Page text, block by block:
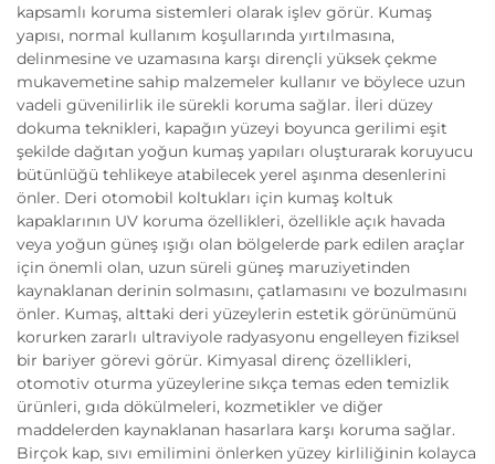
kapsamlı koruma sistemleri olarak işlev görür. Kumaş
yapısı, normal kullanım koşullarında yırtılmasına,
delinmesine ve uzamasına karşı dirençli yüksek çekme
mukavemetine sahip malzemeler kullanır ve böylece uzun
vadeli güvenilirlik ile sürekli koruma sağlar. İleri düzey
dokuma teknikleri, kapağın yüzeyi boyunca gerilimi eşit
şekilde dağıtan yoğun kumaş yapıları oluşturarak koruyucu
bütünlüğü tehlikeye atabilecek yerel aşınma desenlerini
önler. Deri otomobil koltukları için kumaş koltuk
kapaklarının UV koruma özellikleri, özellikle açık havada
veya yoğun güneş ışığı olan bölgelerde park edilen araçlar
için önemli olan, uzun süreli güneş maruziyetinden
kaynaklanan derinin solmasını, çatlamasını ve bozulmasını
önler. Kumaş, alttaki deri yüzeylerin estetik görünümünü
korurken zararlı ultraviyole radyasyonu engelleyen fiziksel
bir bariyer görevi görür. Kimyasal direnç özellikleri,
otomotiv oturma yüzeylerine sıkça temas eden temizlik
ürünleri, gıda dökülmeleri, kozmetikler ve diğer
maddelerden kaynaklanan hasarlara karşı koruma sağlar.
Birçok kap, sıvı emilimini önlerken yüzey kirliliğinin kolayca